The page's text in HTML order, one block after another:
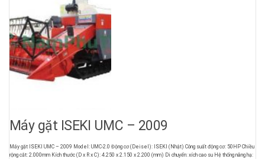
Máy gặt ISEKI UMC – 2009
Máy gặt ISEKI UMC – 2009 Model: UMC-2.0 Động cơ (Deisel): ISEKI (Nhật) Công suất động cơ: 50HP Chiều
rộng cắt: 2.000mm Kích thước (D x R x C): 4.250 x 2.150 x 2.200 (mm) Di chuyển: xích cao su Hệ thống nâng hạ: